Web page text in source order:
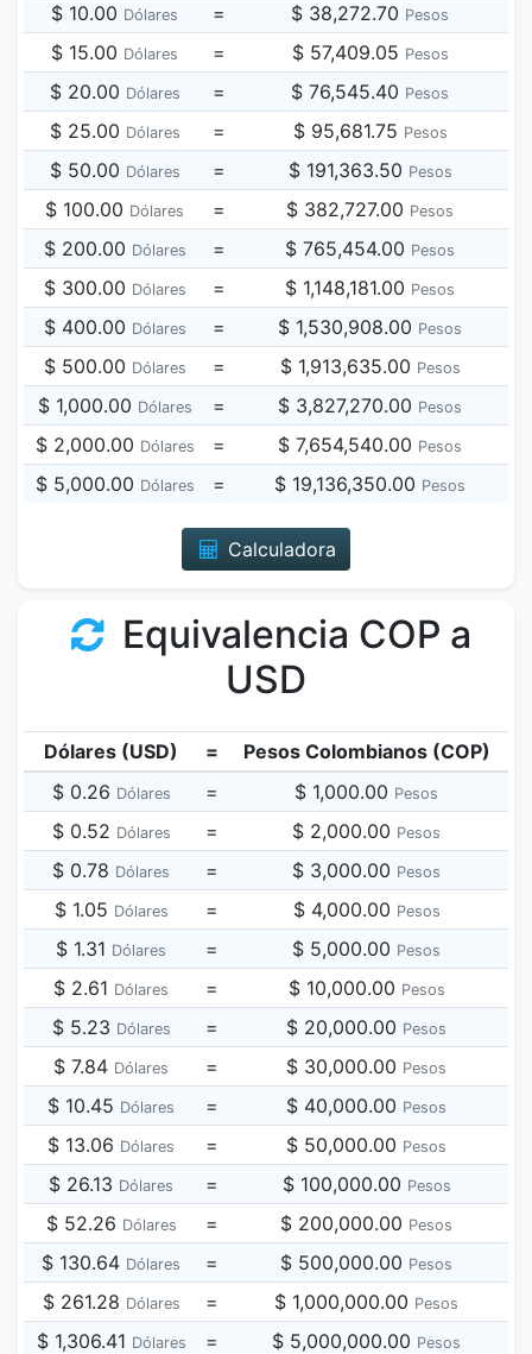
$ 10.00 Dólares = $ 38,272.70 Pesos
$ 15.00 Dólares = $ 57,409.05 Pesos
$ 20.00 Dólares = $ 76,545.40 Pesos
$ 25.00 Dólares = $ 95,681.75 Pesos
$ 50.00 Dólares = $ 191,363.50 Pesos
$ 100.00 Dólares = $ 382,727.00 Pesos
$ 200.00 Dólares = $ 765,454.00 Pesos
$ 300.00 Dólares = $ 1,148,181.00 Pesos
$ 400.00 Dólares = $ 1,530,908.00 Pesos
$ 500.00 Dólares = $ 1,913,635.00 Pesos
$ 1,000.00 Dólares = $ 3,827,270.00 Pesos
$ 2,000.00 Dólares = $ 7,654,540.00 Pesos
$ 5,000.00 Dólares = $ 19,136,350.00 Pesos
Calculadora
Equivalencia COP a
USD
Dólares (USD) =
Pesos Colombianos (COP)
$ 0.26 Dólares = $ 1,000.00 Pesos
$ 0.52 Dólares = $ 2,000.00 Pesos
$ 0.78 Dólares = $ 3,000.00 Pesos
$ 1.05 Dólares = $ 4,000.00 Pesos
$ 1.31 Dólares = $ 5,000.00 Pesos
$ 2.61 Dólares = $ 10,000.00 Pesos
$ 5.23 Dólares = $ 20,000.00 Pesos
$ 7.84 Dólares = $ 30,000.00 Pesos
$ 10.45 Dólares = $ 40,000.00 Pesos
$ 13.06 Dólares = $ 50,000.00 Pesos
$ 26.13 Dólares = $ 100,000.00 Pesos
$ 52.26 Dólares = $ 200,000.00 Pesos
$ 130.64 Dólares = $ 500,000.00 Pesos
$ 261.28 Dólares = $ 1,000,000.00 Pesos
$ 1,306.41 Dólares = $ 5,000,000.00 Pesos